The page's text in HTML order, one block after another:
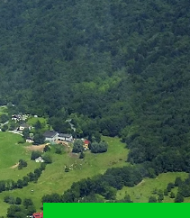
VALORISER
Accueil du public (MDS)
Balisage et entretien des
itinéraires de randonnée
Aménagement du massif